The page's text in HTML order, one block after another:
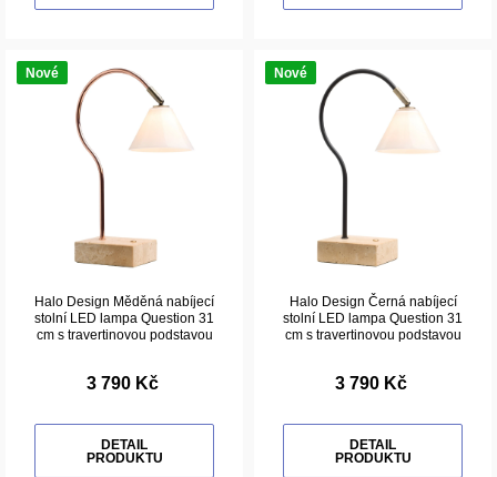
Nové
Halo Design Měděná nabíjecí
stolní LED lampa Question 31
cm s travertinovou podstavou
3 790 Kč
DETAIL
PRODUKTU
Nové
Halo Design Černá nabíjecí
stolní LED lampa Question 31
cm s travertinovou podstavou
3 790 Kč
DETAIL
PRODUKTU